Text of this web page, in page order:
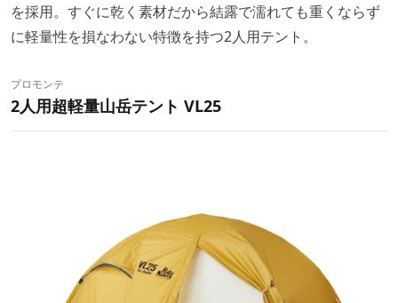
を採用。すぐに乾く素材だから結露で濡れても重くならず
に軽量性を損なわない特徴を持つ2人用テント。
プロモンテ
2人用超軽量山岳テント VL25